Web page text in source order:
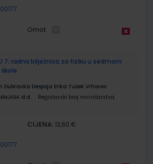
Omot
7; radna bilježnica za fiziku u sedmom
Dubravka Despoja Erika Tušek Vrhovec
KNJIGA d.d.
Registarski broj ministarstva:
CIJENA: 13,60 €